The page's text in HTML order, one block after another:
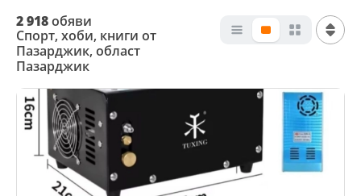
2 918обяви
Спорт, хоби, книги от
Пазарджик, област
Пазарджик